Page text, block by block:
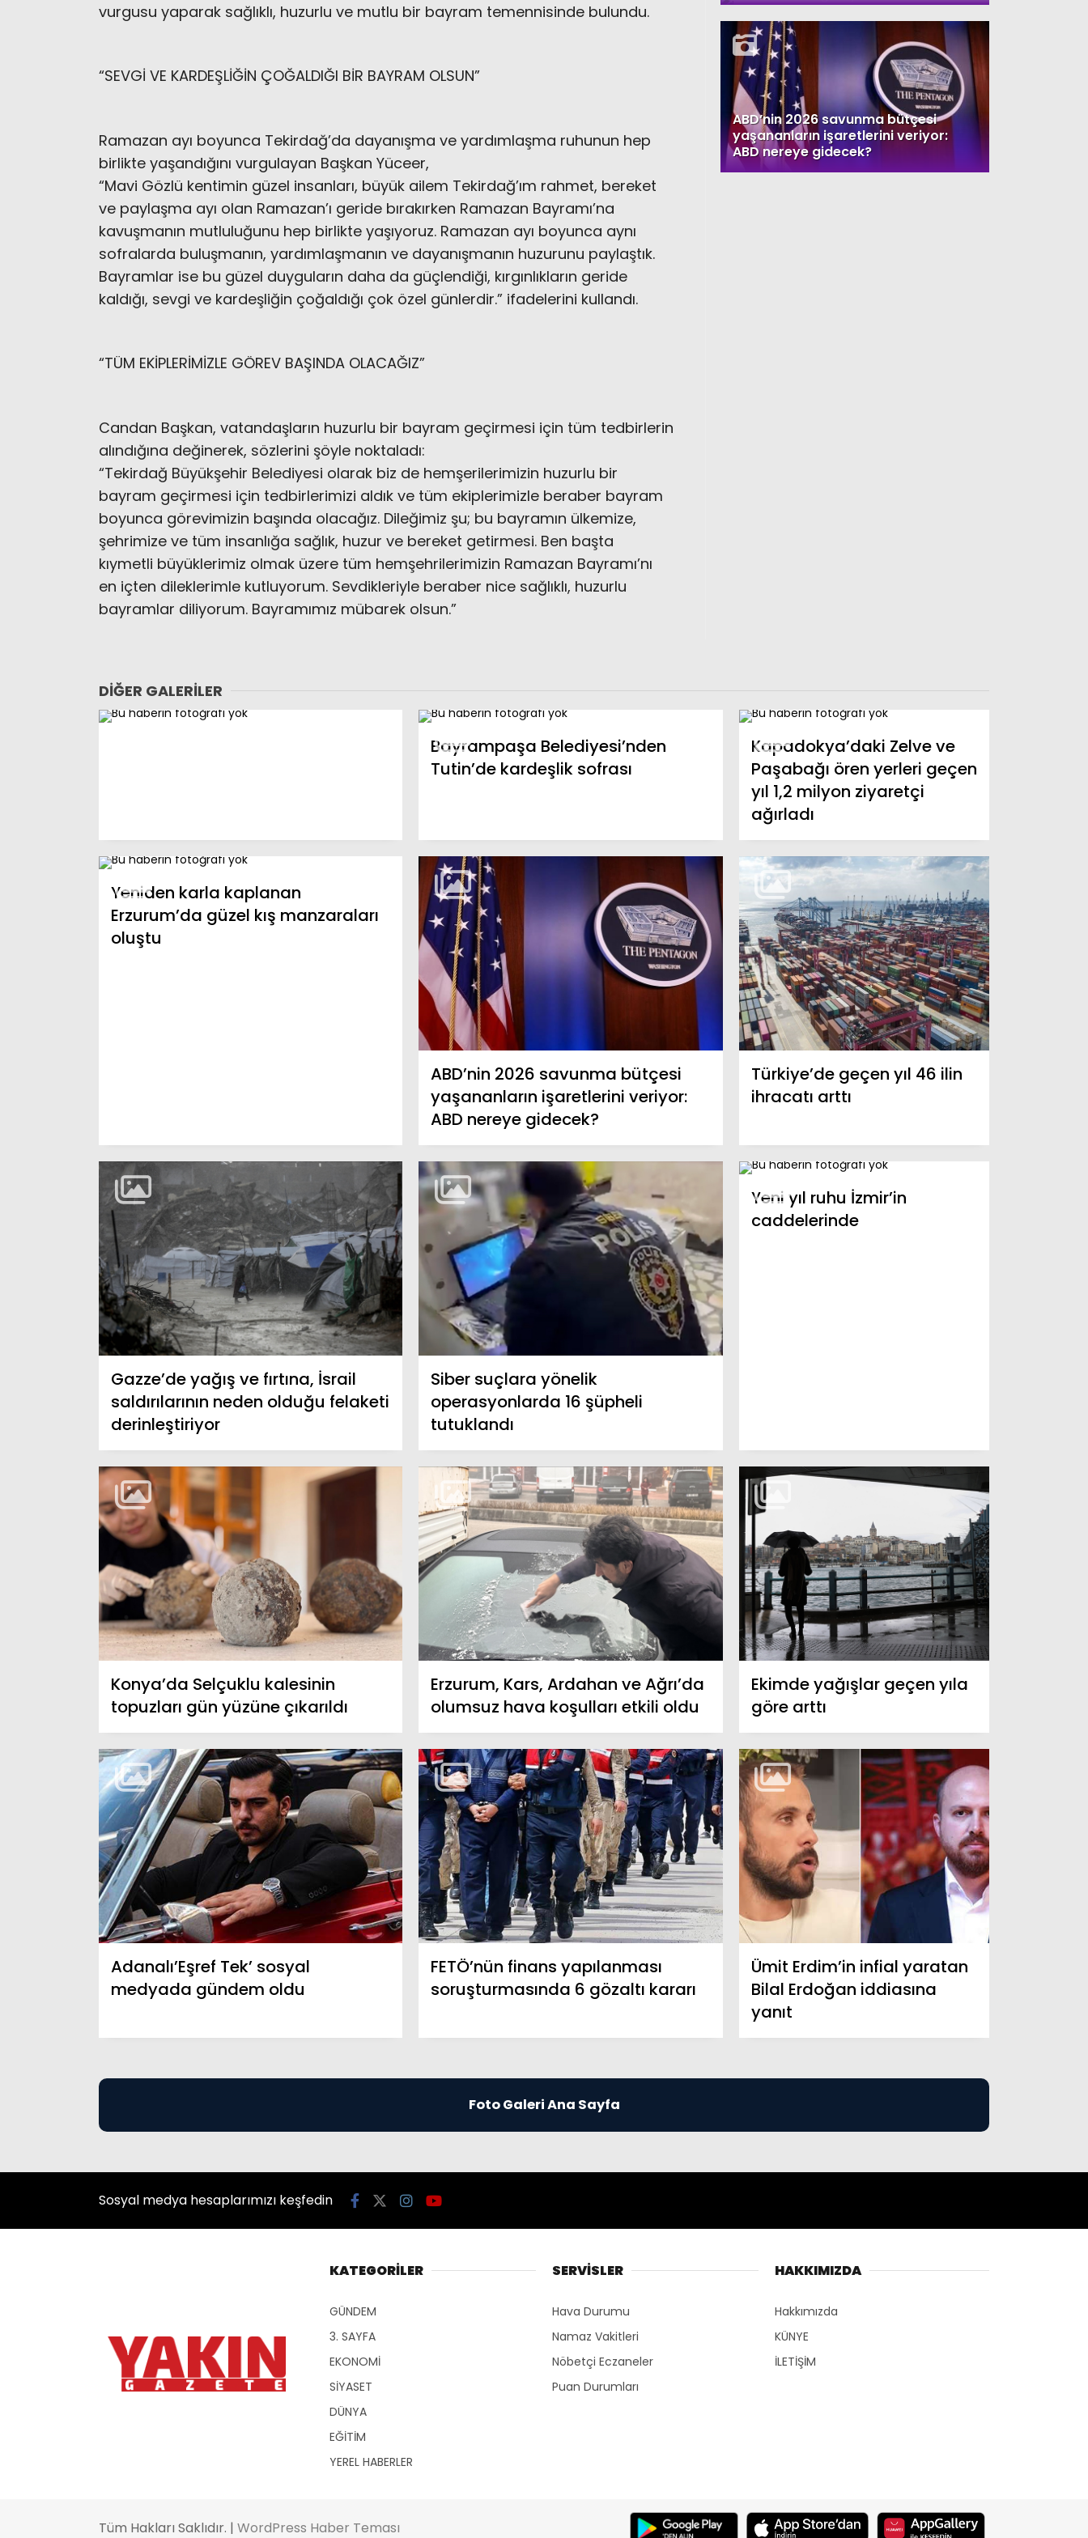
vurgusu yaparak sağlıklı, huzurlu ve mutlu bir bayram temennisinde bulundu.
“SEVGİ VE KARDEŞLİĞİN ÇOĞALDIĞI BİR BAYRAM OLSUN”
Ramazan ayı boyunca Tekirdağ’da dayanışma ve yardımlaşma ruhunun hep
birlikte yaşandığını vurgulayan Başkan Yüceer,
“Mavi Gözlü kentimin güzel insanları, büyük ailem Tekirdağ’ım rahmet, bereket
ve paylaşma ayı olan Ramazan’ı geride bırakırken Ramazan Bayramı’na
kavuşmanın mutluluğunu hep birlikte yaşıyoruz. Ramazan ayı boyunca aynı
sofralarda buluşmanın, yardımlaşmanın ve dayanışmanın huzurunu paylaştık.
Bayramlar ise bu güzel duyguların daha da güçlendiği, kırgınlıkların geride
kaldığı, sevgi ve kardeşliğin çoğaldığı çok özel günlerdir.” ifadelerini kullandı.
“TÜM EKİPLERİMİZLE GÖREV BAŞINDA OLACAĞIZ”
Candan Başkan, vatandaşların huzurlu bir bayram geçirmesi için tüm tedbirlerin
alındığına değinerek, sözlerini şöyle noktaladı:
“Tekirdağ Büyükşehir Belediyesi olarak biz de hemşerilerimizin huzurlu bir
bayram geçirmesi için tedbirlerimizi aldık ve tüm ekiplerimizle beraber bayram
boyunca görevimizin başında olacağız. Dileğimiz şu; bu bayramın ülkemize,
şehrimize ve tüm insanlığa sağlık, huzur ve bereket getirmesi. Ben başta
kıymetli büyüklerimiz olmak üzere tüm hemşehrilerimizin Ramazan Bayramı’nı
en içten dileklerimle kutluyorum. Sevdikleriyle beraber nice sağlıklı, huzurlu
bayramlar diliyorum. Bayramımız mübarek olsun.”
ABD’nin 2026 savunma bütçesi
yaşananların işaretlerini veriyor:
ABD nereye gidecek?
DIĞER GALERILER
Bayrampaşa Belediyesi’nden
Tutin’de kardeşlik sofrası
Kapadokya’daki Zelve ve
Paşabağı ören yerleri geçen
yıl 1,2 milyon ziyaretçi
ağırladı
Yeniden karla kaplanan
Erzurum’da güzel kış manzaraları
oluştu
ABD’nin 2026 savunma bütçesi
yaşananların işaretlerini veriyor:
ABD nereye gidecek?
Türkiye’de geçen yıl 46 ilin
ihracatı arttı
Gazze’de yağış ve fırtına, İsrail
saldırılarının neden olduğu felaketi
derinleştiriyor
Siber suçlara yönelik
operasyonlarda 16 şüpheli
tutuklandı
Yeni yıl ruhu İzmir’in
caddelerinde
Konya’da Selçuklu kalesinin
topuzları gün yüzüne çıkarıldı
Erzurum, Kars, Ardahan ve Ağrı’da
olumsuz hava koşulları etkili oldu
Ekimde yağışlar geçen yıla
göre arttı
Adanalı’Eşref Tek’ sosyal
medyada gündem oldu
FETÖ’nün finans yapılanması
soruşturmasında 6 gözaltı kararı
Ümit Erdim’in infial yaratan
Bilal Erdoğan iddiasına
yanıt
Foto Galeri Ana Sayfa
Sosyal medya hesaplarımızı keşfedin
KATEGORİLER
GÜNDEM
3. SAYFA
EKONOMİ
SİYASET
DÜNYA
EĞİTİM
YEREL HABERLER
SERVİSLER
Hava Durumu
Namaz Vakitleri
Nöbetçi Eczaneler
Puan Durumları
HAKKIMIZDA
Hakkımızda
KÜNYE
İLETİŞİM
Tüm Hakları Saklıdır. | WordPress Haber Teması